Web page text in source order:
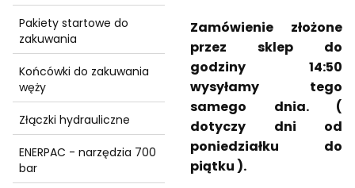
Pakiety startowe do
zakuwania
Końcówki do zakuwania
węży
Złączki hydrauliczne
ENERPAC - narzędzia 700
bar
Zamówienie złożone
przez sklep do
godziny 14:50
wysyłamy tego
samego dnia. (
dotyczy dni od
poniedziałku do
piątku ).